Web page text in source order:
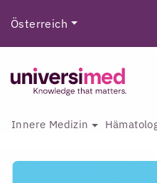
Österreich
Innere Medizin